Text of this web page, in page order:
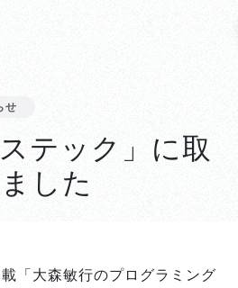
せ
テック」に取
した
「大森敏行のプログラミング